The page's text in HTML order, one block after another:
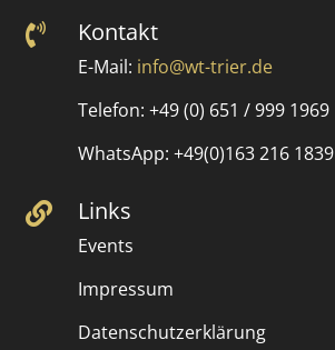
 Kontakt
E-Mail: info@wt-trier.de
Telefon: +49 (0) 651 / 999 1969
WhatsApp: +49(0)163 216 1839
 Links
Events
Impressum
Datenschutzerklärung